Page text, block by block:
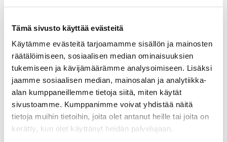
Tämä sivusto käyttää evästeitä
Käytämme evästeitä tarjoamamme sisällön ja mainosten
räätälöimiseen, sosiaalisen median ominaisuuksien
tukemiseen ja kävijämäärämme analysoimiseen. Lisäksi
jaamme sosiaalisen median, mainosalan ja analytiikka-
alan kumppaneillemme tietoja siitä, miten käytät
sivustoamme. Kumppanimme voivat yhdistää näitä
tietoja muihin tietoihin, joita olet antanut heille tai joita on
kerätty, kun olet käyttänyt heidän palvelujaan.